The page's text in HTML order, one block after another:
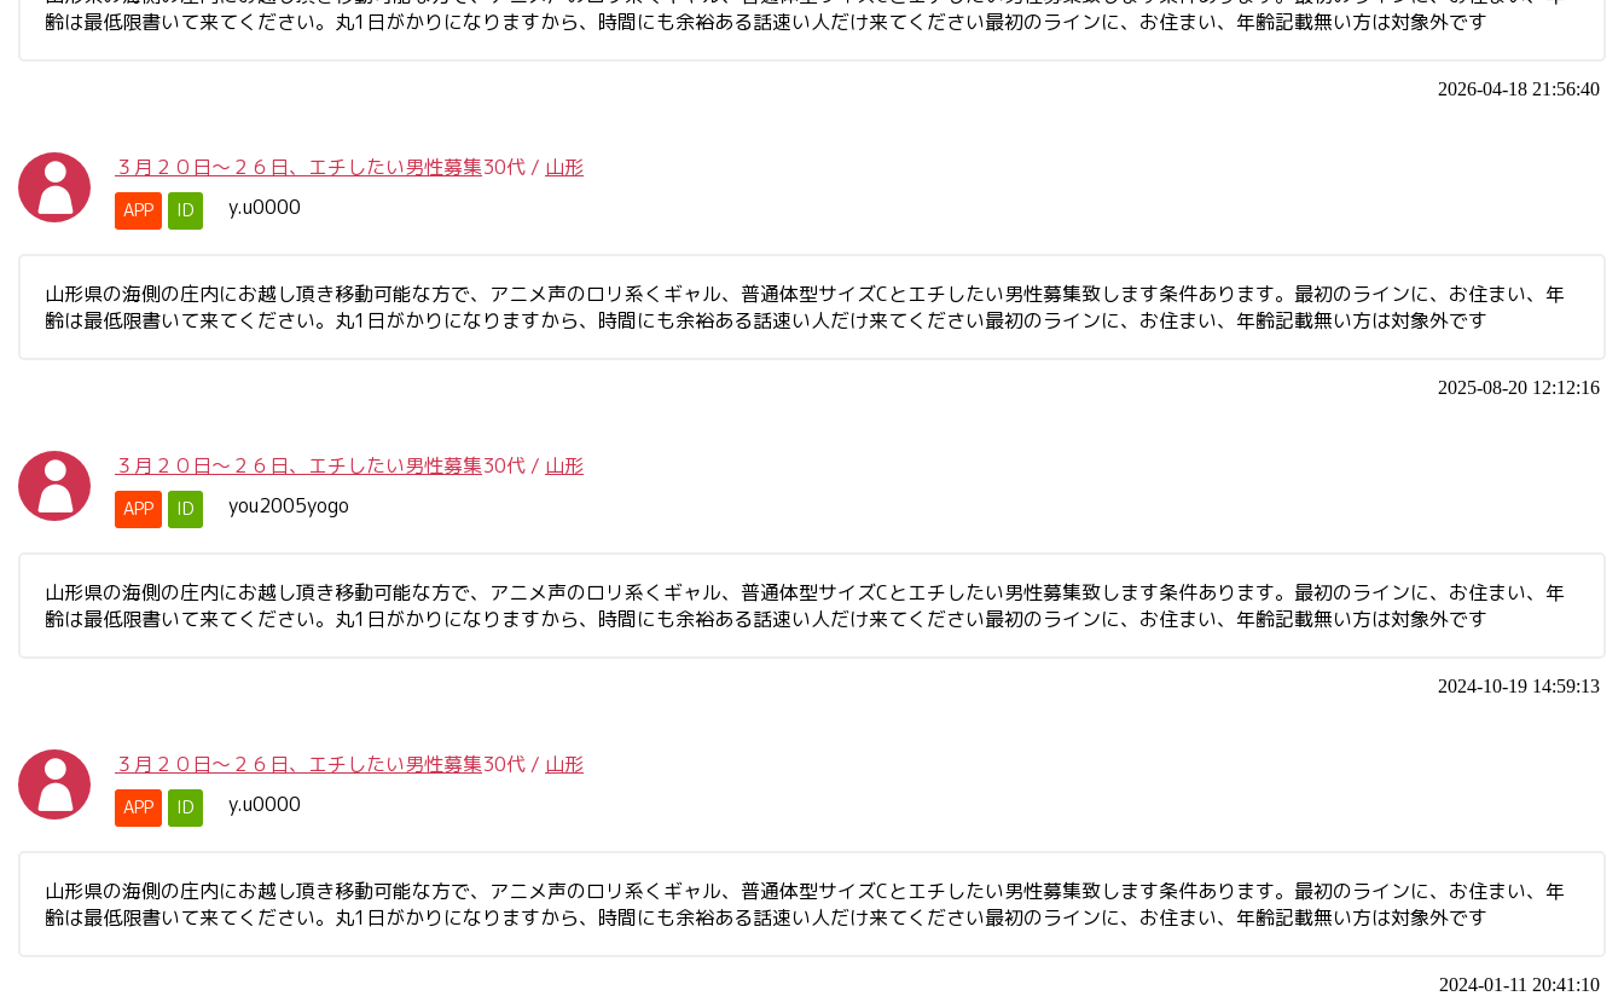
齢は最低限書いて来てください。丸1日がかりになりますから、時間にも余裕ある話速い人だけ来てください最初のラインに、お住まい、年齢記載無い方は対象外です
2026-04-18 21:56:40
３月２０日～２６日、エチしたい男性募集30代 / 山形
APP ID y.u0000
山形県の海側の庄内にお越し頂き移動可能な方で、アニメ声のロリ系くギャル、普通体型サイズCとエチしたい男性募集致します条件あります。最初のラインに、お住まい、年
齢は最低限書いて来てください。丸1日がかりになりますから、時間にも余裕ある話速い人だけ来てください最初のラインに、お住まい、年齢記載無い方は対象外です
2025-08-20 12:12:16
３月２０日～２６日、エチしたい男性募集30代 / 山形
APP ID you2005yogo
山形県の海側の庄内にお越し頂き移動可能な方で、アニメ声のロリ系くギャル、普通体型サイズCとエチしたい男性募集致します条件あります。最初のラインに、お住まい、年
齢は最低限書いて来てください。丸1日がかりになりますから、時間にも余裕ある話速い人だけ来てください最初のラインに、お住まい、年齢記載無い方は対象外です
2024-10-19 14:59:13
３月２０日～２６日、エチしたい男性募集30代 / 山形
APP ID y.u0000
山形県の海側の庄内にお越し頂き移動可能な方で、アニメ声のロリ系くギャル、普通体型サイズCとエチしたい男性募集致します条件あります。最初のラインに、お住まい、年
齢は最低限書いて来てください。丸1日がかりになりますから、時間にも余裕ある話速い人だけ来てください最初のラインに、お住まい、年齢記載無い方は対象外です
2024-01-11 20:41:10